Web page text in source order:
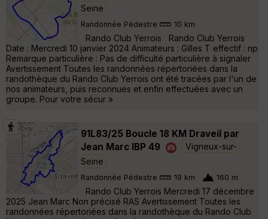
Seine
Randonnée Pédestre 10 km
Rando Club Yerrois Rando Club Yerrois
Date : Mercredi 10 janvier 2024 Animateurs : Gilles T effectif : np
Remarque particulière : Pas de difficulté particulière à signaler
Avertissement Toutes les randonnées répertoriées dans la
randothèque du Rando Club Yerrois ont été tracées par l'un de
nos animateurs, puis reconnues et enfin effectuées avec un
groupe. Pour votre sécur »
91L83/25 Boucle 18 KM Draveil par
Jean Marc IBP 49
Vigneux-sur-
Seine
Randonnée Pédestre 19 km 160 m
Rando Club Yerrois Mercredi 17 décembre
2025 Jean Marc Non précisé RAS Avertissement Toutes les
randonnées répertoriées dans la randothèque du Rando Club